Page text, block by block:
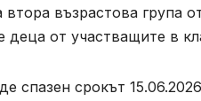
втора възрастова група
от участващите в
спазен срокът